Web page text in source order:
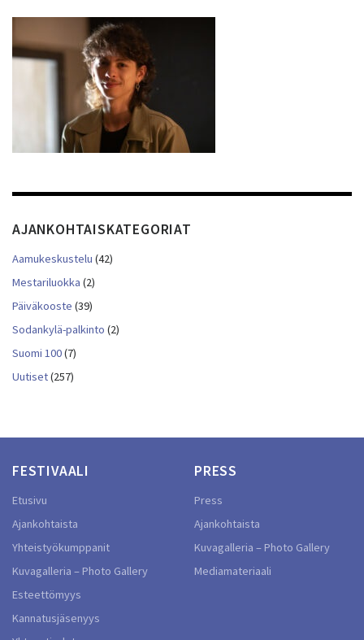
AJANKOHTAISKATEGORIAT
Aamukeskustelu (42)
Mestariluokka (2)
Päiväkooste (39)
Sodankylä-palkinto (2)
Suomi 100(7)
Uutiset(257)
FESTIVAALI
Etusivu
Ajankohtaista
Yhteistyökumppanit
Kuvagalleria – Photo Gallery
Esteettömyys
Kannatusjäsenyys
PRESS
Press
Ajankohtaista
Kuvagalleria – Photo Gallery
Mediamateriaali